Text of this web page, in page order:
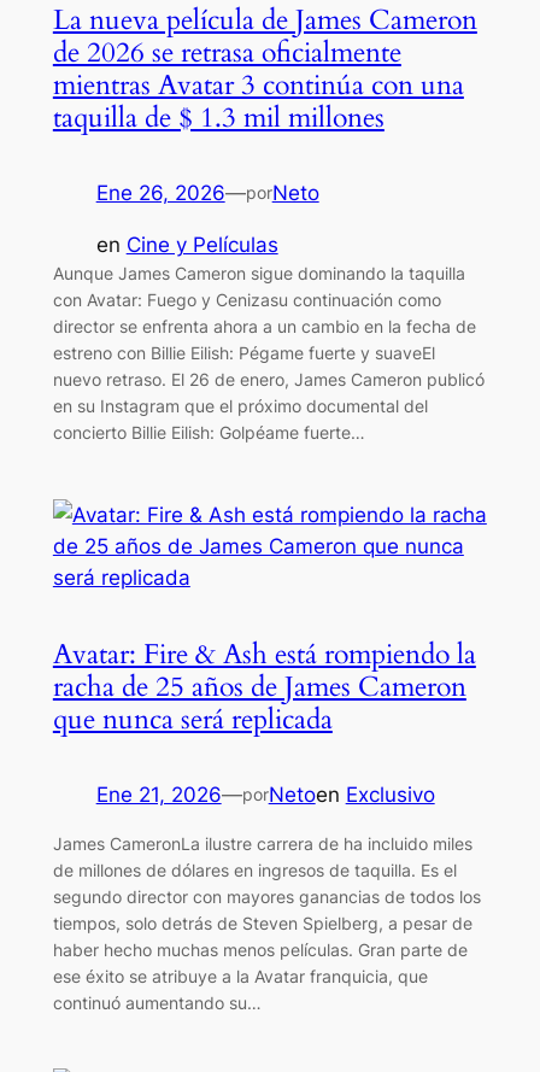
La nueva película de James Cameron
de 2026 se retrasa oficialmente
mientras Avatar 3 continúa con una
taquilla de $ 1.3 mil millones
Ene 26, 2026—porNeto
en Cine y Películas
Aunque James Cameron sigue dominando la taquilla
con Avatar: Fuego y Cenizasu continuación como
director se enfrenta ahora a un cambio en la fecha de
estreno con Billie Eilish: Pégame fuerte y suaveEl
nuevo retraso. El 26 de enero, James Cameron publicó
en su Instagram que el próximo documental del
concierto Billie Eilish: Golpéame fuerte…
Avatar: Fire & Ash está rompiendo la
racha de 25 años de James Cameron
que nunca será replicada
Ene 21, 2026—porNetoen Exclusivo
James CameronLa ilustre carrera de ha incluido miles
de millones de dólares en ingresos de taquilla. Es el
segundo director con mayores ganancias de todos los
tiempos, solo detrás de Steven Spielberg, a pesar de
haber hecho muchas menos películas. Gran parte de
ese éxito se atribuye a la Avatar franquicia, que
continuó aumentando su…